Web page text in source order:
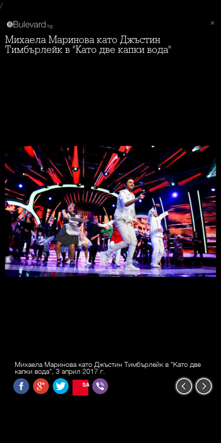
/
Михаела Маринова като Джъстин
Тимбърлейк в "Като две капки вода"
Михаела Маринова като Джъстин Тимбърлейк в "Като две
капки вода", 3 април 2017 г.
SAVE